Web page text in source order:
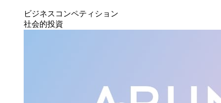
ビジネスコンペティション
社会的投資